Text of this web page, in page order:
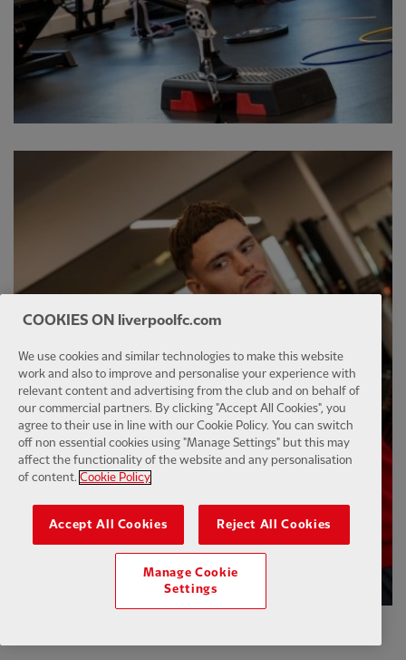
COOKIES ON liverpoolfc.com
We use cookies and similar technologies to make this website
work and also to improve and personalise your experience with
relevant content and advertising from the club and on behalf of
our commercial partners. By clicking "Accept All Cookies", you
agree to their use in line with our Cookie Policy. You can switch
off non essential cookies using "Manage Settings" but this may
affect the functionality of the website and any personalisation
of content. Cookie Policy
Accept All Cookies Reject All Cookies
Manage Cookie
Settings